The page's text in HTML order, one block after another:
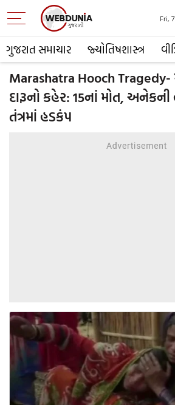
ગુજરાત સમાચાર જ્યોતિષશાસ્ત્ર
Fri,
Marashatra Hooch Tragedy-
દારૂનો કહેર: 15નાં મોત,
તંત્રમાં હડકંપ